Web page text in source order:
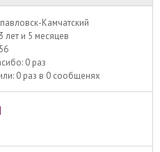
Камчатский
лет и 5 месяцев
56
0 раз
0 раз в 0 сообщенях